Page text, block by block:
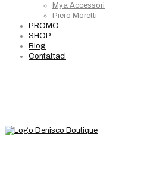
Mya Accessori
Piero Moretti
PROMO
SHOP
Blog
Contattaci